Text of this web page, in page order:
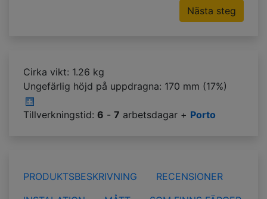
Nästa steg
Cirka vikt: 1.26 kg
Ungefärlig höjd på uppdragna: 170 mm (17%)
Tillverkningstid: 6 - 7 arbetsdagar + Porto
PRODUKTSBESKRIVNING
RECENSIONER